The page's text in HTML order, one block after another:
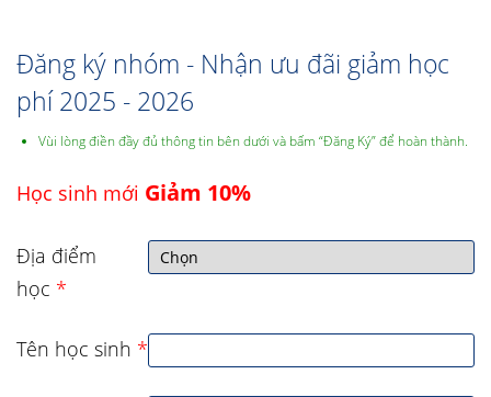
Đăng ký nhóm - Nhận ưu đãi giảm học
phí 2025 - 2026
Vùi lòng điền đầy đủ thông tin bên dưới và bấm “Đăng Ký” để hoàn thành.
Học sinh mới Giảm 10%
Địa điểm
học *
Tên học sinh *